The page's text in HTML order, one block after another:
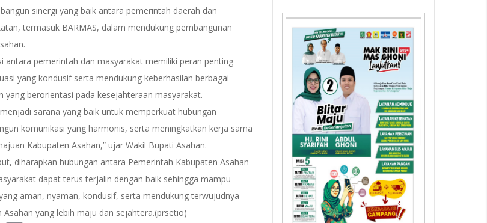
sinergi yang baik antara pemerintah daerah dan
termasuk BARMAS, dalam mendukung pembangunan
antara pemerintah dan masyarakat memiliki peran penting
yang kondusif serta mendukung keberhasilan berbagai
yang berorientasi pada kesejahteraan masyarakat.
sarana yang baik untuk memperkuat hubungan
komunikasi yang harmonis, serta meningkatkan kerja sama
Kabupaten Asahan,” ujar Wakil Bupati Asahan.
diharapkan hubungan antara Pemerintah Kabupaten Asahan
dapat terus terjalin dengan baik sehingga mampu
aman, nyaman, kondusif, serta mendukung terwujudnya
yang lebih maju dan sejahtera.(prsetio)